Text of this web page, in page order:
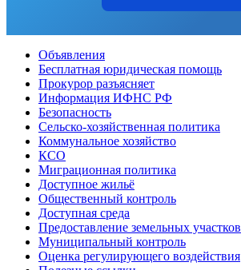
Объявления
Бесплатная юридическая помощь
Прокурор разъясняет
Информация ИФНС РФ
Безопасность
Сельско-хозяйственная политика
Коммунальное хозяйство
КСО
Миграционная политика
Доступное жильё
Общественный контроль
Доступная среда
Предоставление земельных участков
Муниципальный контроль
Оценка регулирующего воздействия